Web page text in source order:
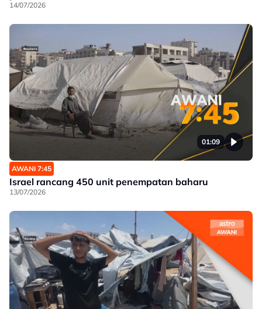
14/07/2026
01:09
AWANI 7:45
Israel rancang 450 unit penempatan baharu
13/07/2026